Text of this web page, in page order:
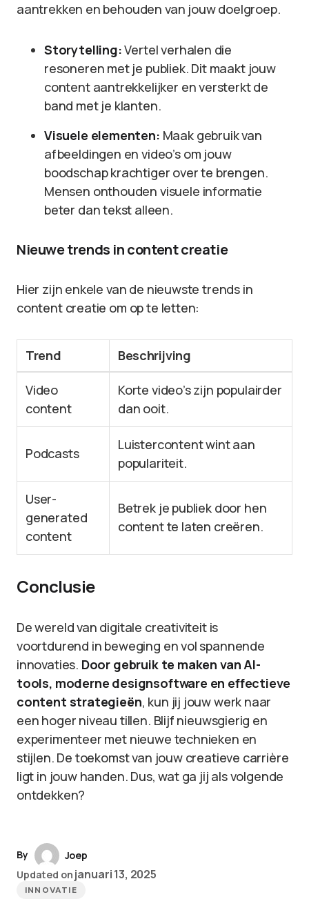
aantrekken en behouden van jouw doelgroep.
Storytelling:Vertel verhalen die
resoneren met je publiek. Dit maakt jouw
content aantrekkelijker en versterkt de
band met je klanten.
Visuele elementen: Maak gebruik van
afbeeldingen en video’s om jouw
boodschap krachtiger over te brengen.
Mensen onthouden visuele informatie
beter dan tekst alleen.
Nieuwe trends in content creatie
Hier zijn enkele van de nieuwste trends in
content creatie om op te letten:
Trend Beschrijving
Video
content
Korte video’s zijn populairder
dan ooit.
Podcasts
Luistercontent wint aan
populariteit.
User-
generated
content
Betrek je publiek door hen
content te laten creëren.
Conclusie
De wereld van digitale creativiteit is
voortdurend in beweging en vol spannende
innovaties. Door gebruik te maken van AI-
tools, moderne designsoftware en effectieve
content strategieën, kun jij jouw werk naar
een hoger niveau tillen. Blijf nieuwsgierig en
experimenteer met nieuwe technieken en
stijlen. De toekomst van jouw creatieve carrière
ligt in jouw handen. Dus, wat ga jij als volgende
ontdekken?
By
Joep
Updated on januari 13, 2025
INNOVATIE